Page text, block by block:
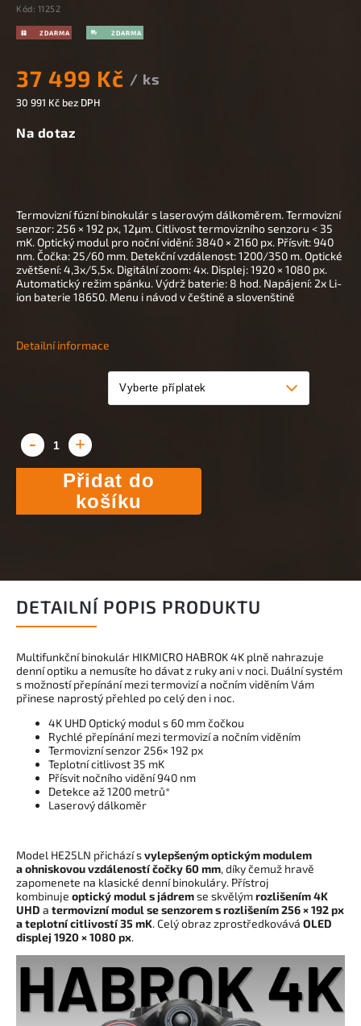
Kód: 11252
37 499 Kč / ks
30 991 Kč bez DPH
Na dotaz
Přidat do
košíku
Termovizní fúzní binokulár s laserovým dálkoměrem. Termovizní
senzor: 256 × 192 px, 12μm. Citlivost termovizního senzoru < 35
mK. Optický modul pro noční vidění: 3840 × 2160 px. Přísvit: 940
nm. Čočka: 25/60 mm. Detekční vzdálenost: 1200/350 m. Optické
zvětšení: 4,3x/5,5x. Digitální zoom: 4x. Displej: 1920 × 1080 px.
Automatický režim spánku. Výdrž baterie: 8 hod. Napájení: 2x Li-
ion baterie 18650. Menu i návod v češtině a slovenštině
Detailní informace
DETAILNÍ POPIS PRODUKTU
Multifunkční binokulár HIKMICRO HABROK 4K plně nahrazuje
denní optiku a nemusíte ho dávat z ruky ani v noci. Duální systém
s možností přepínání mezi termovizí a nočním viděním Vám
přinese naprostý přehled po celý den i noc.
4K UHD Optický modul s 60 mm čočkou
Rychlé přepínání mezi termovizí a nočním viděním
Termovizní senzor 256× 192 px
Teplotní citlivost 35 mK
Přísvit nočního vidění 940 nm
Detekce až 1200 metrů*
Laserový dálkoměr
Model HE25LN přichází svylepšeným optickým modulem
aohniskovou vzdáleností čočky 60 mm, díky čemuž hravě
zapomenete na klasické denní binokuláry. Přístroj
kombinuje optický modul s jádremse skvělýmrozlišením 4K
UHD a termovizní modul se senzorem s rozlišením 256 × 192 px
a teplotní citlivostí 35 mK. Celý obraz zprostředkovává OLED
displej 1920 × 1080 px.